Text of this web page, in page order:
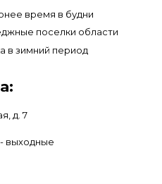
время в будни
поселки области
в зимний период
д. 7
выходные